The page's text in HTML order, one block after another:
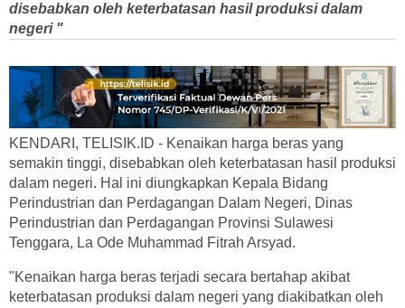
disebabkan oleh keterbatasan hasil produksi dalam
negeri "
KENDARI, TELISIK.ID - Kenaikan harga beras yang
semakin tinggi, disebabkan oleh keterbatasan hasil produksi
dalam negeri. Hal ini diungkapkan Kepala Bidang
Perindustrian dan Perdagangan Dalam Negeri, Dinas
Perindustrian dan Perdagangan Provinsi Sulawesi
Tenggara, La Ode Muhammad Fitrah Arsyad.
"Kenaikan harga beras terjadi secara bertahap akibat
keterbatasan produksi dalam negeri yang diakibatkan oleh